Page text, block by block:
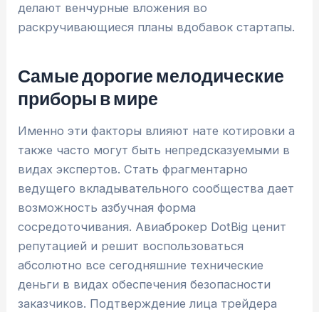
делают венчурные вложения во
раскручивающиеся планы вдобавок стартапы.
Самые дорогие мелодические
приборы в мире
Именно эти факторы влияют нате котировки а
также часто могут быть непредсказуемыми в
видах экспертов. Стать фрагментарно
ведущего вкладывательного сообщества дает
возможность азбучная форма
сосредоточивания. Авиаброкер DotBig ценит
репутацией и решит воспользоваться
абсолютно все сегодняшние технические
деньги в видах обеспечения безопасности
заказчиков. Подтверждение лица трейдера